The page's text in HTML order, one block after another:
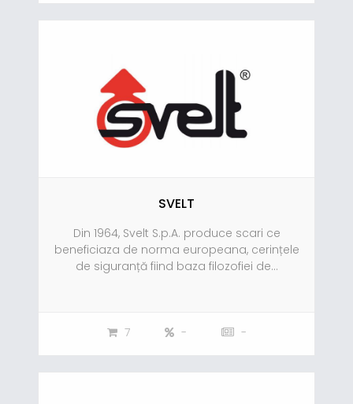
SVELT
Din 1964, Svelt S.p.A. produce scari ce
beneficiaza de norma europeana, cerințele
de siguranță fiind baza filozofiei de...
7 - -